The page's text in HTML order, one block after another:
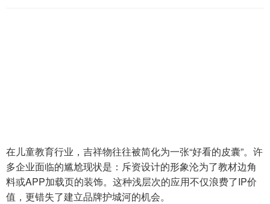
在儿童教育行业，吉祥物往往被简化为一张“好看的皮囊”。许
多企业面临的尴尬现状是：斥资设计的形象沦为了教材边角
料或APP加载页的装饰。这种浅层次的应用不仅浪费了IP价
值，更错失了建立品牌护城河的机会。